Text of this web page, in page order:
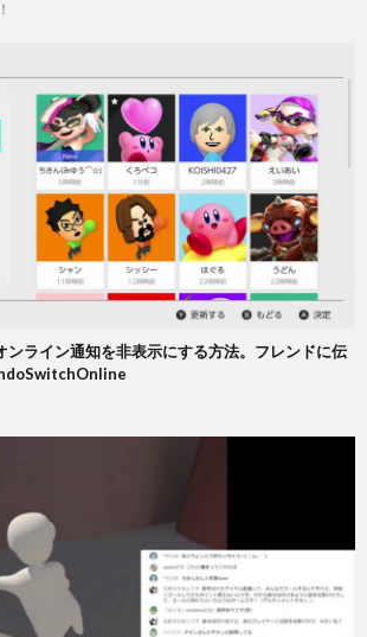
ライン通知を非表示にする方法。フレンドに伝